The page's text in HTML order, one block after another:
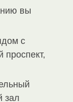
вы
с
проспект,
зал